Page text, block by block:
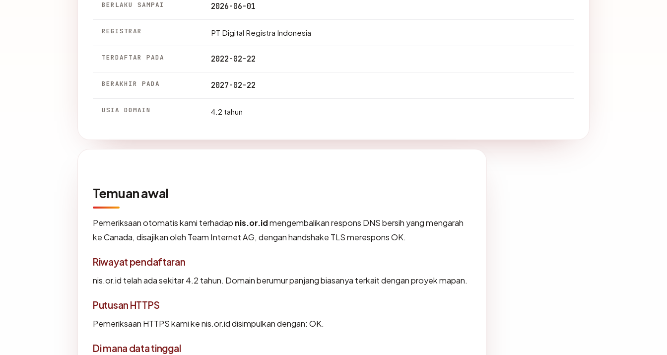
BERLAKU SAMPAI 2026-06-01
REGISTRAR PT Digital Registra Indonesia
TERDAFTAR PADA 2022-02-22
BERAKHIR PADA 2027-02-22
USIA DOMAIN 4.2 tahun
Temuan awal
Pemeriksaan otomatis kami terhadap nis.or.idmengembalikan respons DNS bersih yang mengarah
ke Canada, disajikan oleh Team Internet AG, dengan handshake TLS merespons OK.
Riwayat pendaftaran
nis.or.id telah ada sekitar 4.2 tahun. Domain berumur panjang biasanya terkait dengan proyek mapan.
Putusan HTTPS
Pemeriksaan HTTPS kami ke nis.or.id disimpulkan dengan: OK.
Di mana data tinggal